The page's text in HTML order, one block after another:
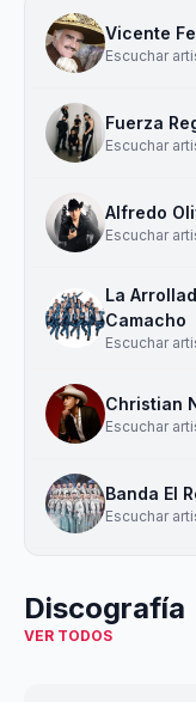
Vicente
Escuchar
Fuerza
Escuchar
Alfredo
Escuchar
La
Camacho
Escuchar
Christian
Escuchar
Banda El
Escuchar
Discografía
VER TODOS